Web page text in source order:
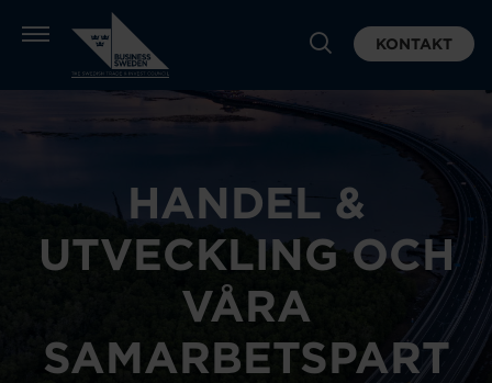
KONTAKT
HANDEL &
UTVECKLING OCH
VÅRA
SAMARBETSPART